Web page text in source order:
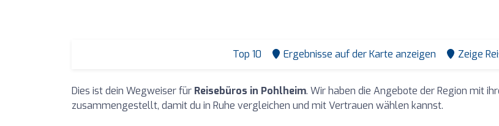
Top 10 Ergebnisse auf der Karte anzeigen Zeige
Dies ist dein Wegweiser für Reisebüros in Pohlheim. Wir haben die Angebote der Region mit
zusammengestellt, damit du in Ruhe vergleichen und mit Vertrauen wählen kannst.